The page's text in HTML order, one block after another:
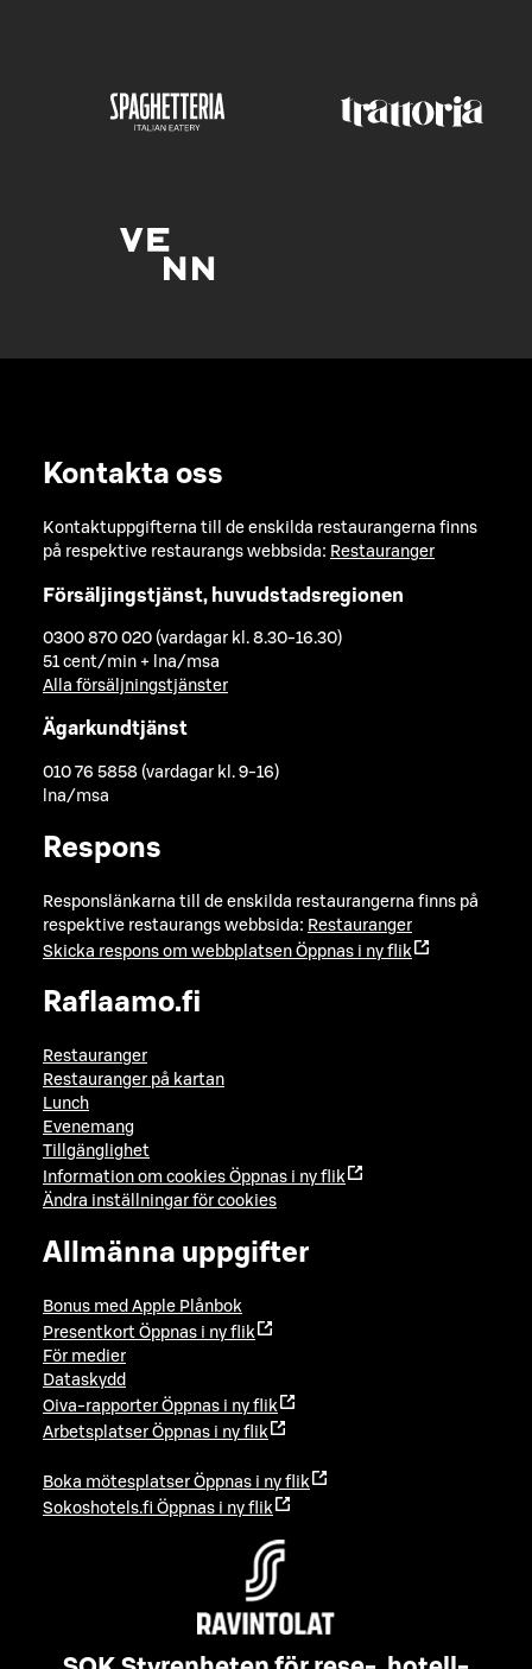
Kontakta oss
Kontaktuppgifterna till de enskilda restaurangerna finns
på respektive restaurangs webbsida: Restauranger
Försäljingstjänst, huvudstadsregionen
0300 870 020 (vardagar kl. 8.30-16.30)
51 cent/min + lna/msa
Alla försäljningstjänster
Ägarkundtjänst
010 76 5858 (vardagar kl. 9-16)
lna/msa
Respons
Responslänkarna till de enskilda restaurangerna finns på
respektive restaurangs webbsida: Restauranger
Skicka respons om webbplatsen Öppnas i ny flik
Raflaamo.fi
Restauranger
Restauranger på kartan
Lunch
Evenemang
Tillgänglighet
Information om cookies Öppnas i ny flik
Ändra inställningar för cookies
Allmänna uppgifter
Bonus med Apple Plånbok
Presentkort Öppnas i ny flik
För medier
Dataskydd
Oiva-rapporter Öppnas i ny flik
Arbetsplatser Öppnas i ny flik
Boka mötesplatser Öppnas i ny flik
Sokoshotels.fi Öppnas i ny flik